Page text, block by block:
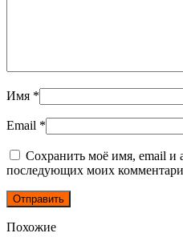
Имя *
Email *
Сохранить моё имя, email и
последующих моих
Похожие